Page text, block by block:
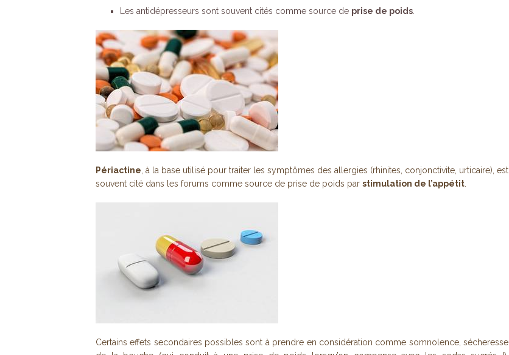
Les antidépresseurs sont souvent cités comme source de prise de poids
Périactine , à la base utilisé pour traiter les symptômes des allergies (rhinites, conjonctivite, urticaire), est
souvent cité dans les forums comme source de prise de poids par stimulation de l’appétit
Certains effets secondaires possibles sont à prendre en considération comme somnolence, sécheresse